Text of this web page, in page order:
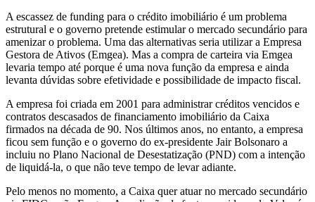
A escassez de funding para o crédito imobiliário é um problema
estrutural e o governo pretende estimular o mercado secundário para
amenizar o problema. Uma das alternativas seria utilizar a Empresa
Gestora de Ativos (Emgea). Mas a compra de carteira via Emgea
levaria tempo até porque é uma nova função da empresa e ainda
levanta dúvidas sobre efetividade e possibilidade de impacto fiscal.
A empresa foi criada em 2001 para administrar créditos vencidos e
contratos descasados de financiamento imobiliário da Caixa
firmados na década de 90. Nos últimos anos, no entanto, a empresa
ficou sem função e o governo do ex-presidente Jair Bolsonaro a
incluiu no Plano Nacional de Desestatização (PND) com a intenção
de liquidá-la, o que não teve tempo de levar adiante.
Pelo menos no momento, a Caixa quer atuar no mercado secundário